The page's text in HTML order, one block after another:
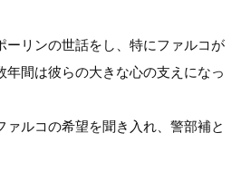
ーリンの世話をし、特にファルコが
年間は彼らの大きな心の支えになっ
ルコの希望を聞き入れ、警部補と